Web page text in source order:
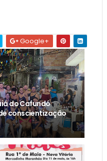
Google+
do Cafundó
conscientização